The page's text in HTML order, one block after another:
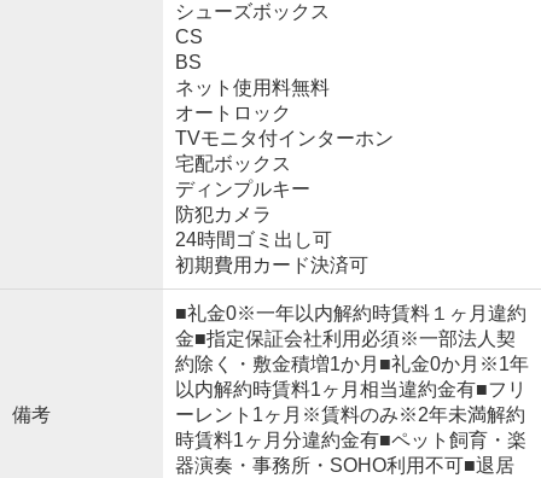
シューズボックス
CS
BS
ネット使用料無料
オートロック
TVモニタ付インターホン
宅配ボックス
ディンプルキー
防犯カメラ
24時間ゴミ出し可
初期費用カード決済可
備考
■礼金0※一年以内解約時賃料１ヶ月違約
金■指定保証会社利用必須※一部法人契
約除く・敷金積増1か月■礼金0か月※1年
以内解約時賃料1ヶ月相当違約金有■フリ
ーレント1ヶ月※賃料のみ※2年未満解約
時賃料1ヶ月分違約金有■ペット飼育・楽
器演奏・事務所・SOHO利用不可■退居